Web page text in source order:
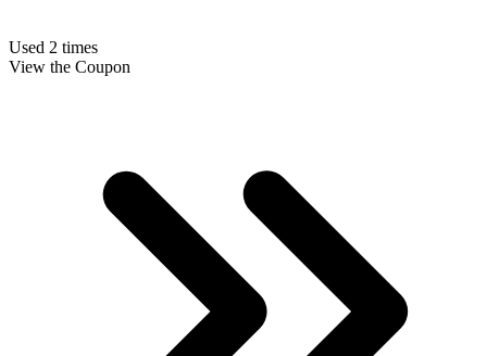
Used 2 times
View the Coupon